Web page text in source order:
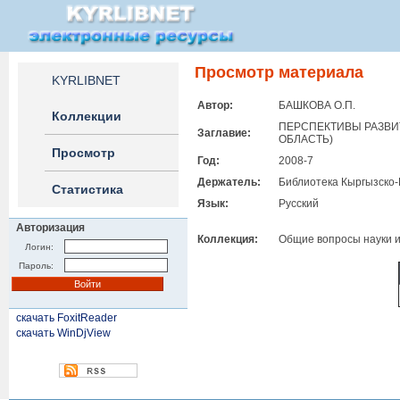
KYRLIBNET
Коллекции
Просмотр
Статистика
Авторизация
Логин:
Пароль:
скачать FoxitReader
скачать WinDjView
Просмотр материала
Автор: БАШКОВА О.П.
Заглавие:
ПЕРСПЕКТИВЫ
ОБЛАСТЬ)
Год:
2008-7
Держатель:
Библиотека
Язык:
Русский
Коллекция: Общие вопросы науки